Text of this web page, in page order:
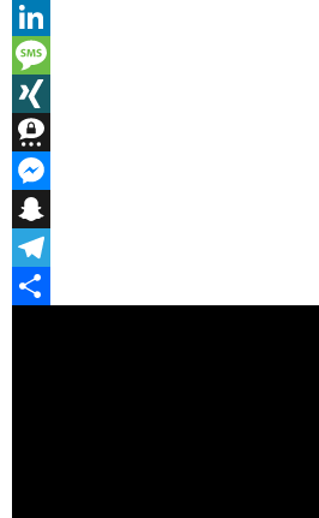
Reddit
LinkedIn
Message
XING
Threema
Messenger
Snapchat
Telegram